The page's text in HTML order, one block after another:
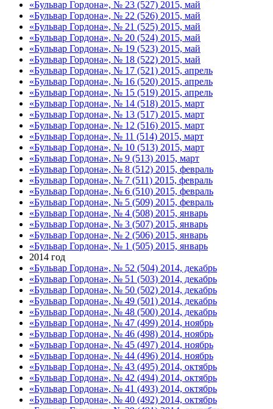
«Бульвар Гордона», № 23 (527) 2015, май
«Бульвар Гордона», № 22 (526) 2015, май
«Бульвар Гордона», № 21 (525) 2015, май
«Бульвар Гордона», № 20 (524) 2015, май
«Бульвар Гордона», № 19 (523) 2015, май
«Бульвар Гордона», № 18 (522) 2015, май
«Бульвар Гордона», № 17 (521) 2015, апрель
«Бульвар Гордона», № 16 (520) 2015, апрель
«Бульвар Гордона», № 15 (519) 2015, апрель
«Бульвар Гордона», № 14 (518) 2015, март
«Бульвар Гордона», № 13 (517) 2015, март
«Бульвар Гордона», № 12 (516) 2015, март
«Бульвар Гордона», № 11 (514) 2015, март
«Бульвар Гордона», № 10 (513) 2015, март
«Бульвар Гордона», № 9 (513) 2015, март
«Бульвар Гордона», № 8 (512) 2015, февраль
«Бульвар Гордона», № 7 (511) 2015, февраль
«Бульвар Гордона», № 6 (510) 2015, февраль
«Бульвар Гордона», № 5 (509) 2015, февраль
«Бульвар Гордона», № 4 (508) 2015, январь
«Бульвар Гордона», № 3 (507) 2015, январь
«Бульвар Гордона», № 2 (506) 2015, январь
«Бульвар Гордона», № 1 (505) 2015, январь
2014 год
«Бульвар Гордона», № 52 (504) 2014, декабрь
«Бульвар Гордона», № 51 (503) 2014, декабрь
«Бульвар Гордона», № 50 (502) 2014, декабрь
«Бульвар Гордона», № 49 (501) 2014, декабрь
«Бульвар Гордона», № 48 (500) 2014, декабрь
«Бульвар Гордона», № 47 (499) 2014, ноябрь
«Бульвар Гордона», № 46 (498) 2014, ноябрь
«Бульвар Гордона», № 45 (497) 2014, ноябрь
«Бульвар Гордона», № 44 (496) 2014, ноябрь
«Бульвар Гордона», № 43 (495) 2014, октябрь
«Бульвар Гордона», № 42 (494) 2014, октябрь
«Бульвар Гордона», № 41 (493) 2014, октябрь
«Бульвар Гордона», № 40 (492) 2014, октябрь